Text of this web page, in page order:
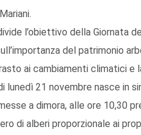
l’obiettivo della Giornata
del patrimonio
ai cambiamenti climatici e
lunedì 21 novembre nasce in
a dimora, alle ore 10,30
di alberi proporzionale ai